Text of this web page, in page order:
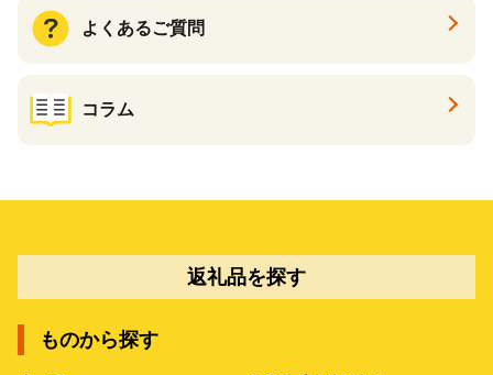
よくあるご質問
コラム
返礼品を探す
ものから探す